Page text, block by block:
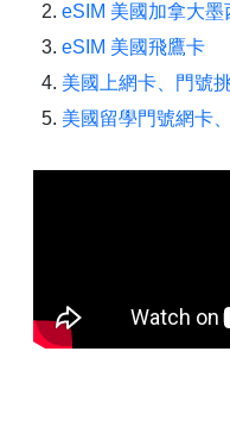
eSIM 美國加拿大墨
eSIM 美國飛鷹卡
美國上網卡、門號
美國留學門號網卡